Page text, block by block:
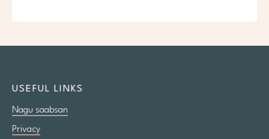
USEFUL LINKS
Nagu saabsan
Privacy